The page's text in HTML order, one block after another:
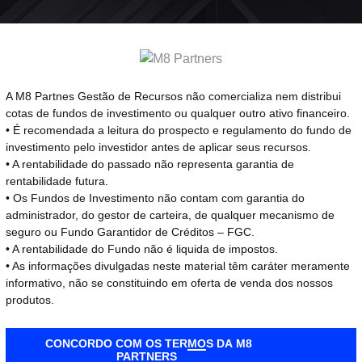
dentro de tudo que
e no mercado
A M8 Partnes Gestão de Recursos não comercializa nem distribui
cotas de fundos de investimento ou qualquer outro ativo financeiro.
• É recomendada a leitura do prospecto e regulamento do fundo de
investimento pelo investidor antes de aplicar seus recursos.
• A rentabilidade do passado não representa garantia de
rentabilidade futura.
• Os Fundos de Investimento não contam com garantia do
administrador, do gestor de carteira, de qualquer mecanismo de
seguro ou Fundo Garantidor de Créditos – FGC.
• A rentabilidade do Fundo não é liquida de impostos.
• As informações divulgadas neste material têm caráter meramente
informativo, não se constituindo em oferta de venda dos nossos
produtos.
CONCORDO COM OS TERMOS DA M8
PARTNERS